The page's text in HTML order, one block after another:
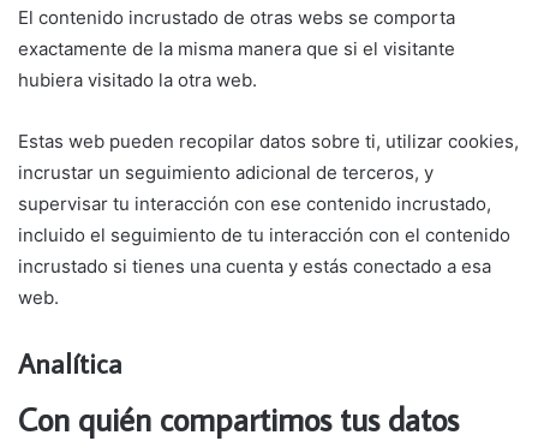
El contenido incrustado de otras webs se comporta
exactamente de la misma manera que si el visitante
hubiera visitado la otra web.
Estas web pueden recopilar datos sobre ti, utilizar cookies,
incrustar un seguimiento adicional de terceros, y
supervisar tu interacción con ese contenido incrustado,
incluido el seguimiento de tu interacción con el contenido
incrustado si tienes una cuenta y estás conectado a esa
web.
Analítica
Con quién compartimos tus datos